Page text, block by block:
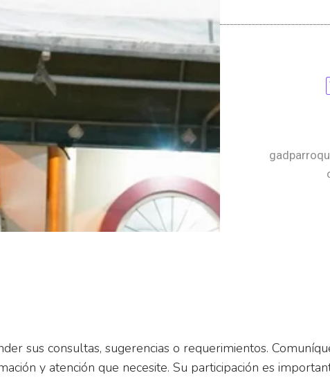
sus consultas, sugerencias o requerimientos.
y atención que necesite. Su participación es